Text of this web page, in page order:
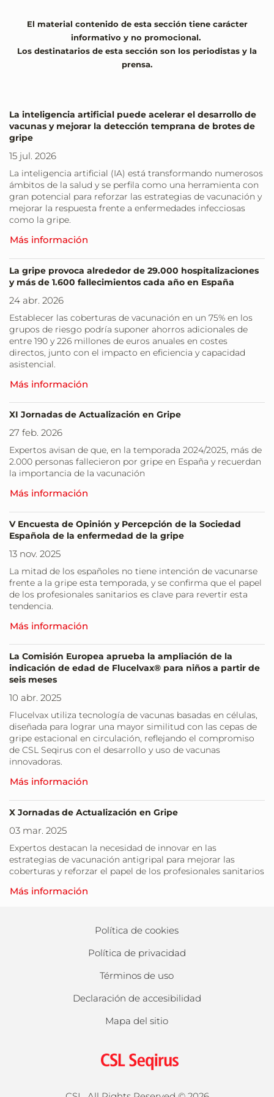
El material contenido de esta sección tiene carácter
informativo y no promocional.
Los destinatarios de esta sección son los periodistas y la
prensa.
La inteligencia artificial puede acelerar el desarrollo de
vacunas y mejorar la detección temprana de brotes de
gripe
15 jul. 2026
La inteligencia artificial (IA) está transformando numerosos
ámbitos de la salud y se perfila como una herramienta con
gran potencial para reforzar las estrategias de vacunación y
mejorar la respuesta frente a enfermedades infecciosas
como la gripe.
Más información
La gripe provoca alrededor de 29.000 hospitalizaciones
y más de 1.600 fallecimientos cada año en España
24 abr. 2026
Establecer las coberturas de vacunación en un 75% en los
grupos de riesgo podría suponer ahorros adicionales de
entre 190 y 226 millones de euros anuales en costes
directos, junto con el impacto en eficiencia y capacidad
asistencial.
Más información
XI Jornadas de Actualización en Gripe
27 feb. 2026
Expertos avisan de que, en la temporada 2024/2025, más de
2.000 personas fallecieron por gripe en España y recuerdan
la importancia de la vacunación
Más información
V Encuesta de Opinión y Percepción de la Sociedad
Española de la enfermedad de la gripe
13 nov. 2025
La mitad de los españoles no tiene intención de vacunarse
frente a la gripe esta temporada, y se confirma que el papel
de los profesionales sanitarios es clave para revertir esta
tendencia.
Más información
La Comisión Europea aprueba la ampliación de la
indicación de edad de Flucelvax® para niños a partir de
seis meses
10 abr. 2025
Flucelvax utiliza tecnología de vacunas basadas en células,
diseñada para lograr una mayor similitud con las cepas de
gripe estacional en circulación, reflejando el compromiso
de CSL Seqirus con el desarrollo y uso de vacunas
innovadoras.
Más información
X Jornadas de Actualización en Gripe
03 mar. 2025
Expertos destacan la necesidad de innovar en las
estrategias de vacunación antigripal para mejorar las
coberturas y reforzar el papel de los profesionales sanitarios
Más información
Política de cookies
Política de privacidad
Términos de uso
Declaración de accesibilidad
Mapa del sitio